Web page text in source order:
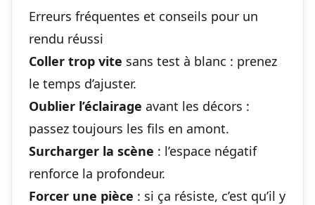
Erreurs fréquentes et conseils pour un
rendu réussi
Coller trop vite sans test à blanc : prenez
le temps d’ajuster.
Oublier l’éclairage avant les décors :
passez toujours les fils en amont.
Surcharger la scène : l’espace négatif
renforce la profondeur.
Forcer une pièce : si ça résiste, c’est qu’il y